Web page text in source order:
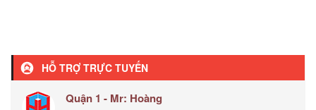
HỖ TRỢ TRỰC TUYẾN
Quận 1 - Mr: Hoàng